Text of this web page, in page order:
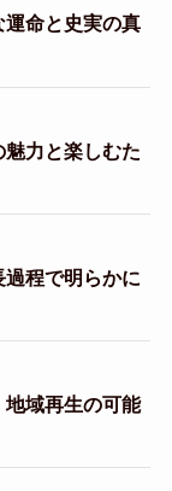
命と史実の真
力と楽しむた
程で明らかに
域再生の可能